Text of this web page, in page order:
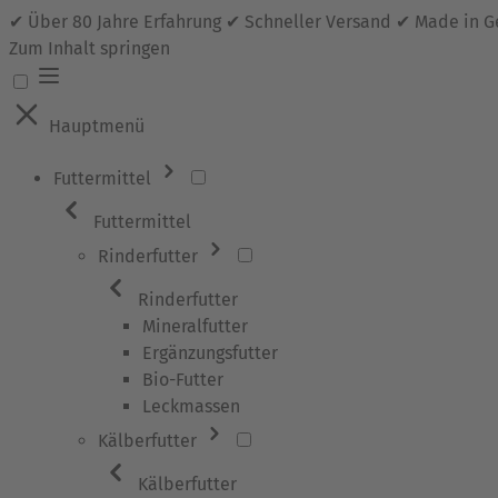
✔ Über 80 Jahre Erfahrung ✔ Schneller Versand ✔ Made in
Zum Inhalt springen
Hauptmenü
Futtermittel
Futtermittel
Rinderfutter
Rinderfutter
Mineralfutter
Ergänzungsfutter
Bio-Futter
Leckmassen
Kälberfutter
Kälberfutter